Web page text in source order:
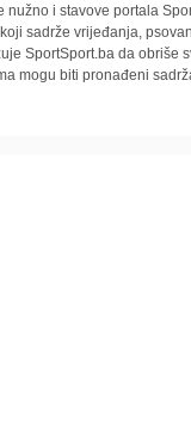
i stavove portala
sadrže vrijeđanja,
SportSport.ba da obriše
mogu biti pronađeni